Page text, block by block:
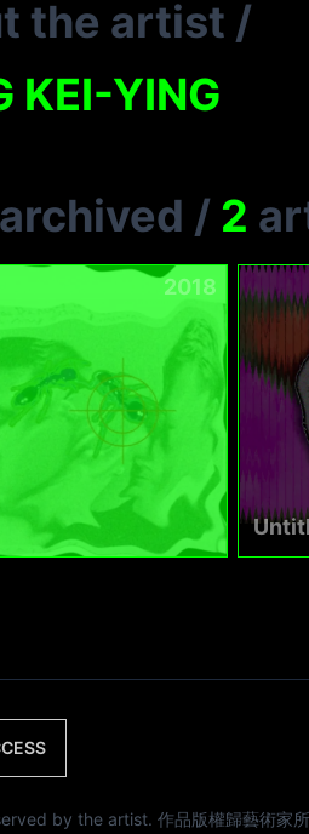
the artist /
KEI-YING
/ 2
2018
by the artist. 作品版權歸藝術家所